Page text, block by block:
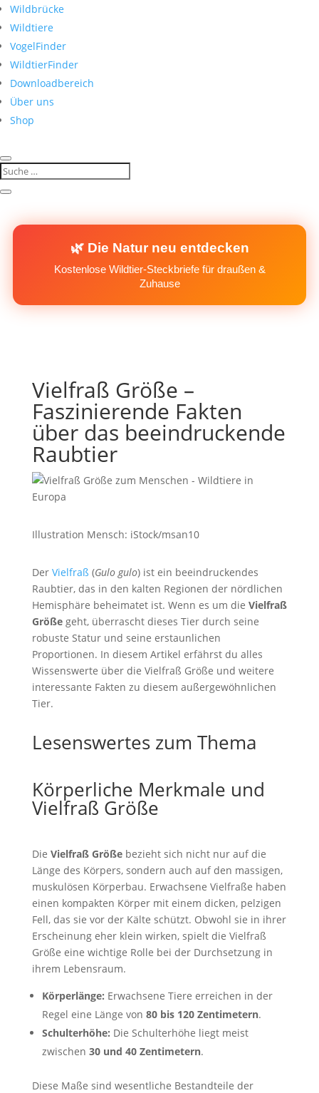
Wildbrücke
Wildtiere
VogelFinder
WildtierFinder
Downloadbereich
Über uns
Shop
🌿 Die Natur neu entdecken
Kostenlose Wildtier-Steckbriefe für draußen &
Zuhause
Vielfraß Größe –
Faszinierende Fakten
über das beeindruckende
Raubtier
Illustration Mensch: iStock/msan10
Der Vielfraß (Gulo gulo) ist ein beeindruckendes
Raubtier, das in den kalten Regionen der nördlichen
Hemisphäre beheimatet ist. Wenn es um die Vielfraß
Größegeht, überrascht dieses Tier durch seine
robuste Statur und seine erstaunlichen
Proportionen. In diesem Artikel erfährst du alles
Wissenswerte über die Vielfraß Größe und weitere
interessante Fakten zu diesem außergewöhnlichen
Tier.
Lesenswertes zum Thema
Körperliche Merkmale und
Vielfraß Größe
Die Vielfraß Größebezieht sich nicht nur auf die
Länge des Körpers, sondern auch auf den massigen,
muskulösen Körperbau. Erwachsene Vielfraße haben
einen kompakten Körper mit einem dicken, pelzigen
Fell, das sie vor der Kälte schützt. Obwohl sie in ihrer
Erscheinung eher klein wirken, spielt die Vielfraß
Größe eine wichtige Rolle bei der Durchsetzung in
ihrem Lebensraum.
Körperlänge: Erwachsene Tiere erreichen in der
Regel eine Länge von 80 bis 120 Zentimetern.
Schulterhöhe: Die Schulterhöhe liegt meist
zwischen 30 und 40 Zentimetern.
Diese Maße sind wesentliche Bestandteile der